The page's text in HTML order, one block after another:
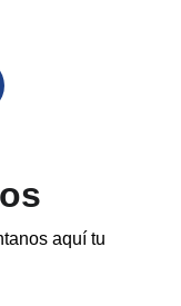
aquí tu